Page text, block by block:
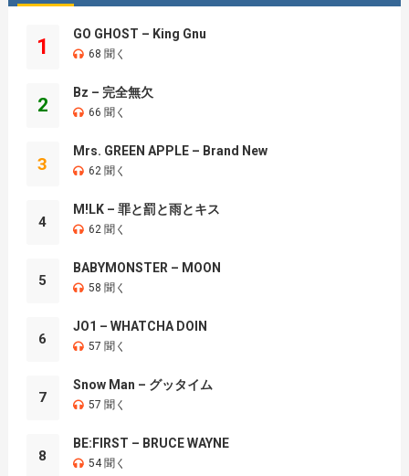
1
GO GHOST – King Gnu
68 聞く
2
Bz – 完全無欠
66 聞く
3
Mrs. GREEN APPLE – Brand New
62 聞く
4
M!LK – 罪と罰と雨とキス
62 聞く
5
BABYMONSTER – MOON
58 聞く
6
JO1 – WHATCHA DOIN
57 聞く
7
Snow Man – グッタイム
57 聞く
8
BE:FIRST – BRUCE WAYNE
54 聞く